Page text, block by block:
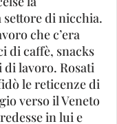
di nicchia.
che c’era
di caffè, snacks
di lavoro. Rosati
le reticenze di
verso il Veneto
in lui e